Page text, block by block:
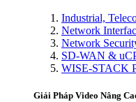
Industrial,
Network
Network
SD-WAN &
WISE-STACK
Giải Pháp Video Nâng